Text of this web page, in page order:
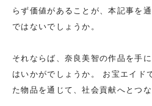
らず価値があることが、本記事を
ではないでしょうか。
それならば、奈良美智の作品を手
はいかがでしょうか。 お宝エイド
た物品を通じて、社会貢献へとつ